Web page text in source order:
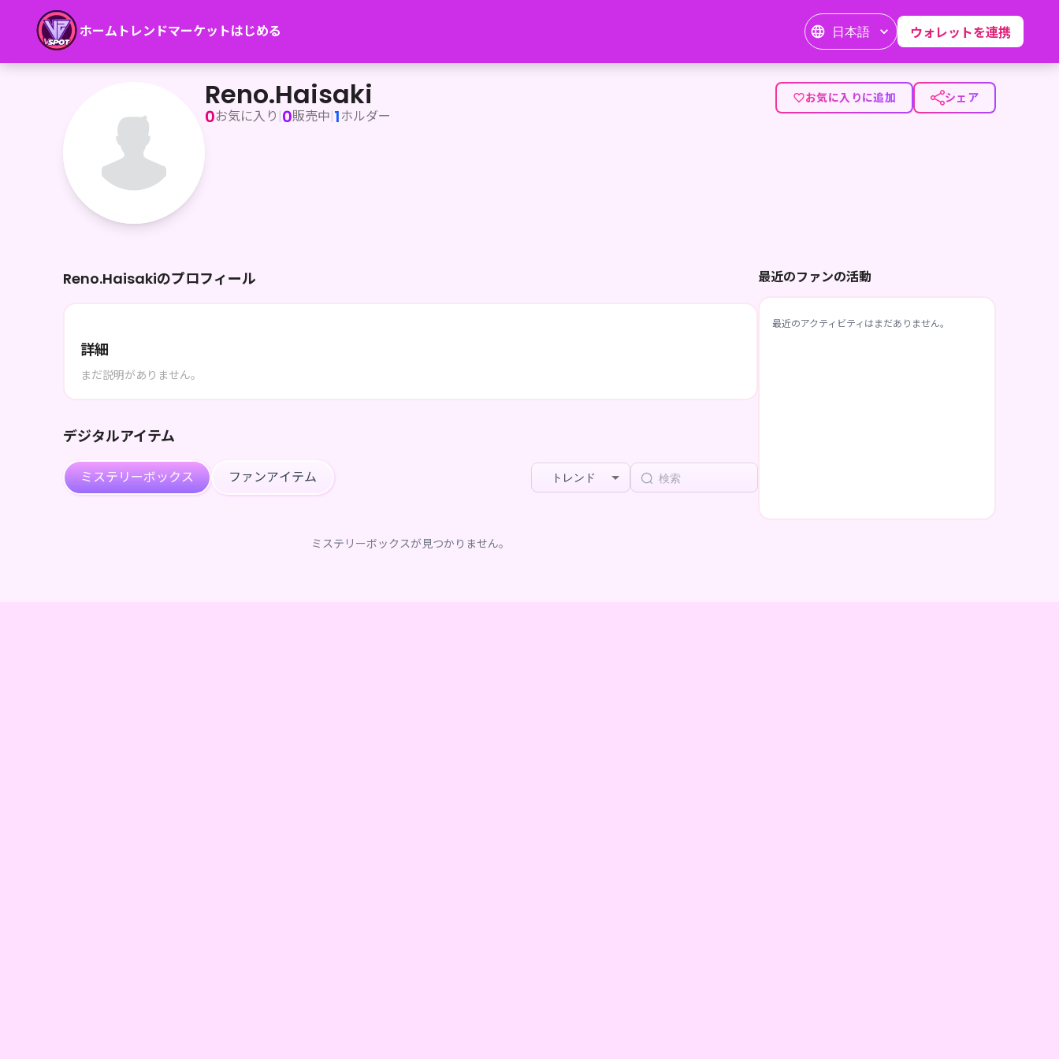
ホーム トレンドマーケットはじめる 日本語 ウォレットを連携
Reno.Haisaki
Reno.Haisaki
0お気に入り |0販売中|1ホルダー
お気に入りに追加 シェア
Reno.Haisakiのプロフィール
詳細
まだ説明がありません。
デジタルアイテム
ミステリーボックス ファンアイテム トレンド
ミステリーボックスが見つかりません。
最近のファンの活動
最近のアクティビティはまだありません。